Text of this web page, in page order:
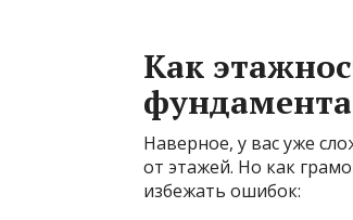
Как
Наверное, у вас уже
от этажей. Но как
избежать ошибок: